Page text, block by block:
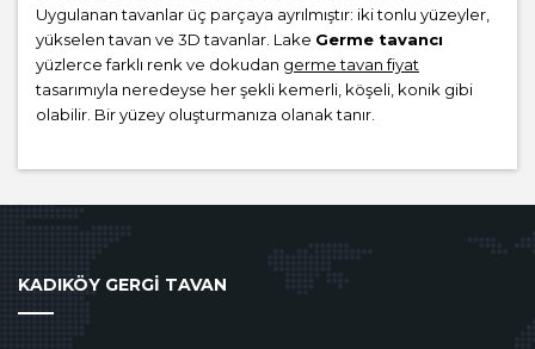
Uygulanan tavanlar üç parçaya ayrılmıştır: iki tonlu yüzeyler,
yükselen tavan ve 3D tavanlar. Lake Germe tavancı
yüzlerce farklı renk ve dokudan germe tavan fiyat
tasarımıyla neredeyse her şekli kemerli, köşeli, konik gibi
olabilir. Bir yüzey oluşturmanıza olanak tanır.
KADIKÖY GERGİ TAVAN